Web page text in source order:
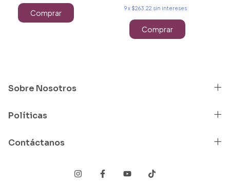
Comprar 9 x $263.22 sin intereses
Comprar
Sobre Nosotros
Políticas
Contáctanos